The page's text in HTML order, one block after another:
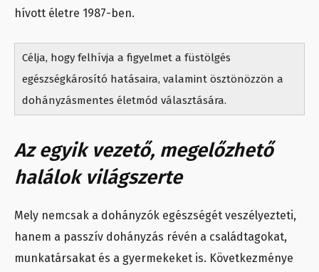
hívott életre 1987-ben.
Célja, hogy felhívja a figyelmet a füstölgés
egészségkárosító hatásaira, valamint ösztönözzön a
dohányzásmentes életmód választására.
Az egyik vezető, megelőzhető
halálok világszerte
Mely nemcsak a dohányzók egészségét veszélyezteti,
hanem a passzív dohányzás révén a családtagokat,
munkatársakat és a gyermekeket is. Következménye